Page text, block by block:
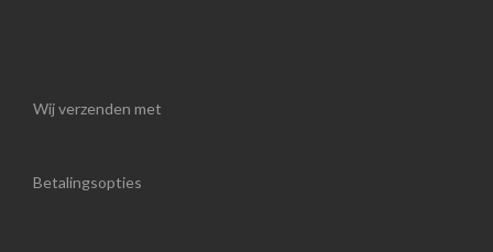
Wij verzenden met
Betalingsopties